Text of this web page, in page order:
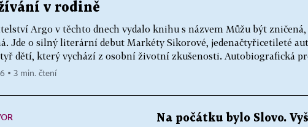
v rodině
Argo v těchto dnech vydalo knihu s názvem Můžu být zničená,
Jde o silný literární debut Markéty Sikorové, jedenačtyřicetileté
dětí, který vychází z osobní životní zkušenosti. Autobiografická
▪ 3 min. čtení
Na počátku bylo Slovo.